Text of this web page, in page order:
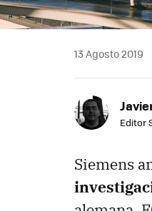
13 Agosto 2019
Editor
Siemens